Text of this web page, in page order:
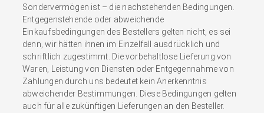
Sondervermögen ist – die nachstehenden Bedingungen.
Entgegenstehende oder abweichende
Einkaufsbedingungen des Bestellers gelten nicht, es sei
denn, wir hätten ihnen im Einzelfall ausdrücklich und
schriftlich zugestimmt. Die vorbehaltlose Lieferung von
Waren, Leistung von Diensten oder Entgegennahme von
Zahlungen durch uns bedeutet kein Anerkenntnis
abweichender Bestimmungen. Diese Bedingungen gelten
auch für alle zukünftigen Lieferungen an den Besteller.